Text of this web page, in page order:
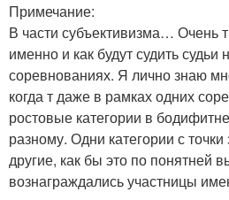
Примечание:
В части субъективизма… Очень
именно и как будут судить судьи
соревнованиях. Я лично знаю
когда т даже в рамках одних
ростовые категории в
разному. Одни категории с
другие, как бы это по понятней
вознаграждались участницы